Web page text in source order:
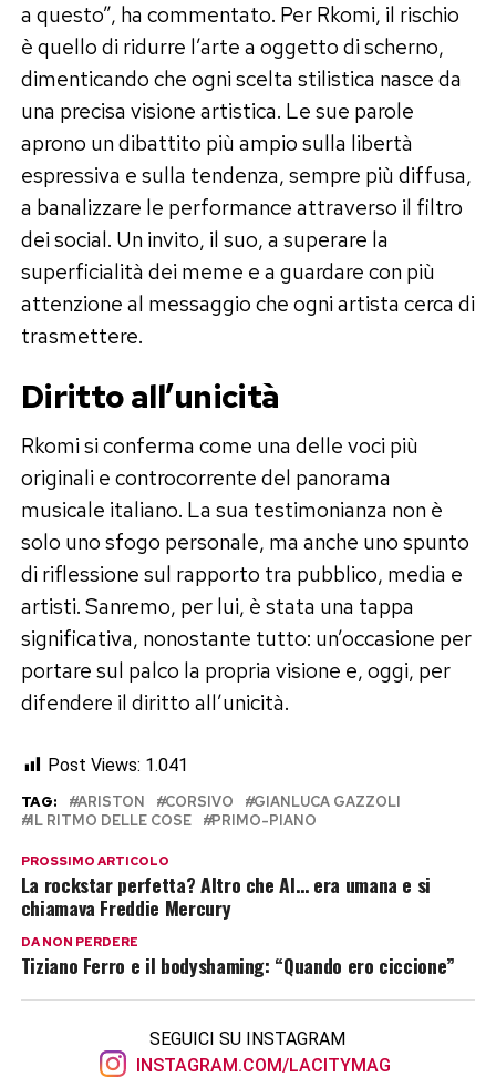
a questo”, ha commentato. Per Rkomi, il rischio
è quello di ridurre l’arte a oggetto di scherno,
dimenticando che ogni scelta stilistica nasce da
una precisa visione artistica. Le sue parole
aprono un dibattito più ampio sulla libertà
espressiva e sulla tendenza, sempre più diffusa,
a banalizzare le performance attraverso il filtro
dei social. Un invito, il suo, a superare la
superficialità dei meme e a guardare con più
attenzione al messaggio che ogni artista cerca di
trasmettere.
Diritto all’unicità
Rkomi si conferma come una delle voci più
originali e controcorrente del panorama
musicale italiano. La sua testimonianza non è
solo uno sfogo personale, ma anche uno spunto
di riflessione sul rapporto tra pubblico, media e
artisti. Sanremo, per lui, è stata una tappa
significativa, nonostante tutto: un’occasione per
portare sul palco la propria visione e, oggi, per
difendere il diritto all’unicità.
Post Views: 1.041
TAG: ARISTON CORSIVO
GIANLUCA GAZZOLI
IL RITMO DELLE COSE
PRIMO-PIANO
PROSSIMO ARTICOLO
La rockstar perfetta? Altro che AI… era umana e si
chiamava Freddie Mercury
DA NON PERDERE
Tiziano Ferro e il bodyshaming: “Quando ero ciccione”
SEGUICI SU INSTAGRAM
INSTAGRAM.COM/LACITYMAG